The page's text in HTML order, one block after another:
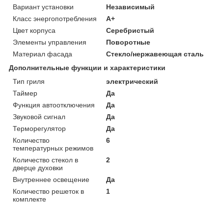
Вариант установки
Независимый
Класс энергопотребления
A+
Цвет корпуса
Серебристый
Элементы управления
Поворотные
Материал фасада
Стекло/нержавеющая сталь
Дополнительные функции и характеристики
Тип гриля
электрический
Таймер
Да
Функция автоотключения
Да
Звуковой сигнал
Да
Терморегулятор
Да
Количество
температурных режимов
6
Количество стекол в
дверце духовки
2
Внутреннее освещение
Да
Количество решеток в
комплекте
1